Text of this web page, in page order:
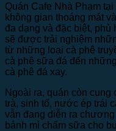
Quán Cafe Nhà Phạm
không gian thoáng mát
đa dạng và đặc biệt,
sẽ được trải nghiệm
từ những loại cà phê
cà phê sữa đá đến
cà phê đá xay.
Ngoài ra, quán còn
trà, sinh tố, nước ép trái
vẫn đang diễn ra
bánh mì chấm sữa cho